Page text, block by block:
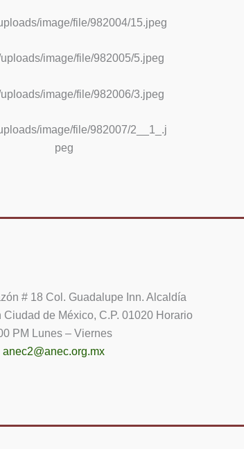
# 18 Col. Guadalupe Inn. Alcaldía
Ciudad de México, C.P. 01020 Horario
PM Lunes – Viernes
anec2@anec.org.mx